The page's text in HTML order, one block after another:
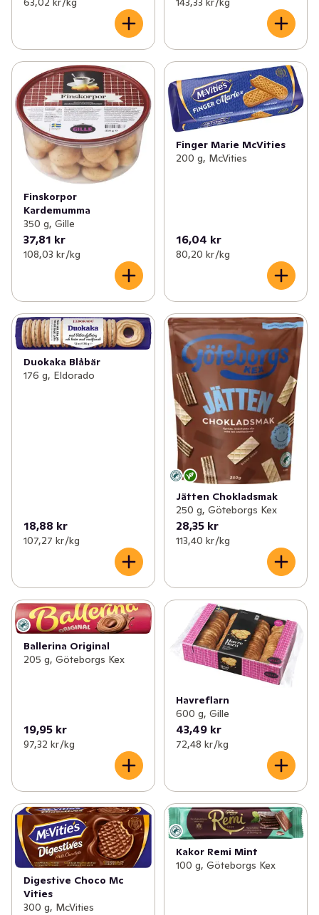
Finskorpor
Kardemumma
350 g, Gille
37,81 kr
108,03 kr /kg
Finger Marie McVities
200 g, McVities
16,04 kr
80,20 kr /kg
Duokaka Blåbär
176 g, Eldorado
18,88 kr
107,27 kr /kg
Jätten Chokladsmak
250 g, Göteborgs Kex
28,35 kr
113,40 kr /kg
Ballerina Original
205 g, Göteborgs Kex
19,95 kr
97,32 kr /kg
Havreflarn
600 g, Gille
43,49 kr
72,48 kr /kg
Digestive Choco Mc
Vities
300 g, McVities
Kakor Remi Mint
100 g, Göteborgs Kex